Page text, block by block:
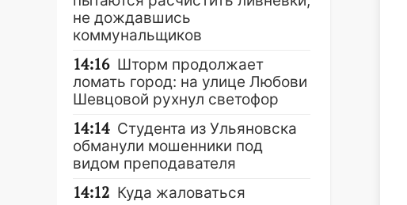
не дождавшись
коммунальщиков
14:16 Шторм продолжает
ломать город: на улице Любови
Шевцовой рухнул светофор
14:14 Студента из Ульяновска
обманули мошенники под
видом преподавателя
14:12 Куда жаловаться